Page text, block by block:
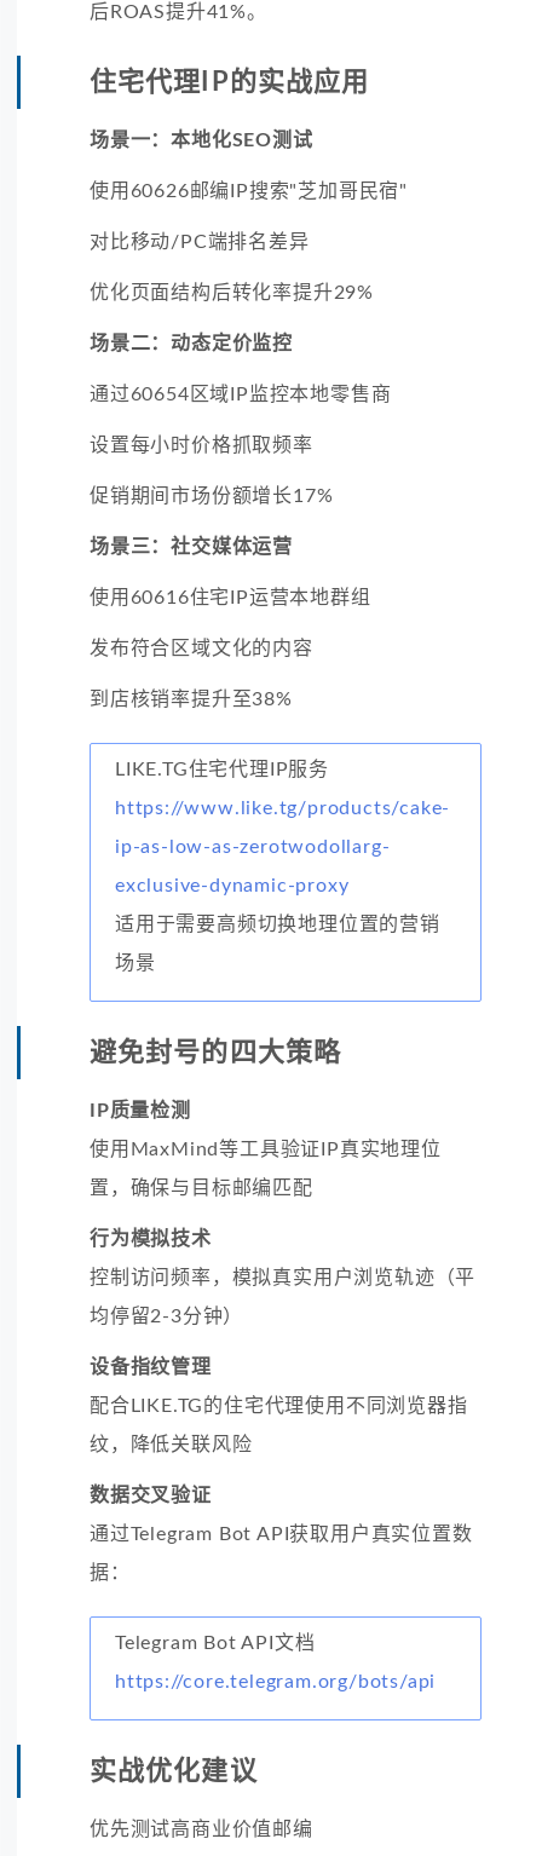
后ROAS提升41%。
住宅代理IP的实战应用
场景一：本地化SEO测试
使用60626邮编IP搜索"芝加哥民宿"
对比移动/PC端排名差异
优化页面结构后转化率提升29%
场景二：动态定价监控
通过60654区域IP监控本地零售商
设置每小时价格抓取频率
促销期间市场份额增长17%
场景三：社交媒体运营
使用60616住宅IP运营本地群组
发布符合区域文化的内容
到店核销率提升至38%
LIKE.TG住宅代理IP服务
https://www.like.tg/products/cake-
ip-as-low-as-zerotwodollarg-
exclusive-dynamic-proxy
适用于需要高频切换地理位置的营销
场景
避免封号的四大策略
IP质量检测
使用MaxMind等工具验证IP真实地理位
置，确保与目标邮编匹配
行为模拟技术
控制访问频率，模拟真实用户浏览轨迹（平
均停留2-3分钟）
设备指纹管理
配合LIKE.TG的住宅代理使用不同浏览器指
纹，降低关联风险
数据交叉验证
通过Telegram Bot API获取用户真实位置数
据：
Telegram Bot API文档
https://core.telegram.org/bots/api
实战优化建议
优先测试高商业价值邮编